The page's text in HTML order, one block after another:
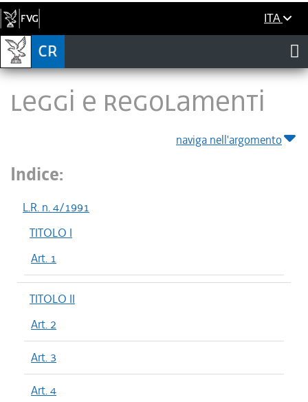
ITA
LEGGI E REGOLAMENTI
naviga nell'argomento
Indice:
L.R. n. 4/1991
TITOLO I
Art. 1
TITOLO II
Art. 2
Art. 3
Art. 4